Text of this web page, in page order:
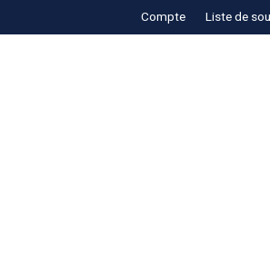
Compte Liste de